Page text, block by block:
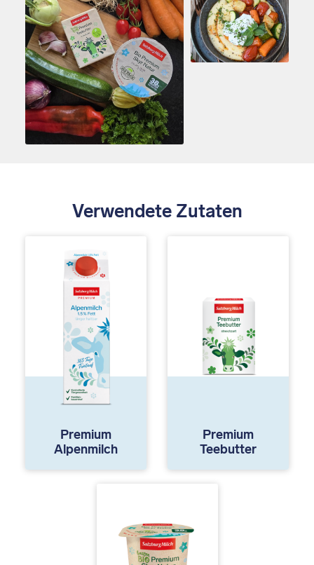
Verwendete Zutaten
Premium
Alpenmilch
Premium
Teebutter